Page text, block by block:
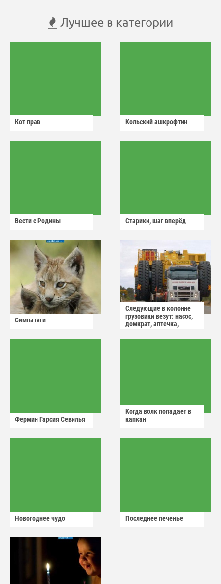
Лучшее в категории
Кот прав Кольский ашкрофтин
Вести с Родины Старики, шаг вперёд
Симпатяги
Следующие в колонне
грузовики везут: насос,
домкрат, аптечка,
Фермин Гарсия Севилья
Когда волк попадает в
капкан
Новогоднее чудо Последнее печенье